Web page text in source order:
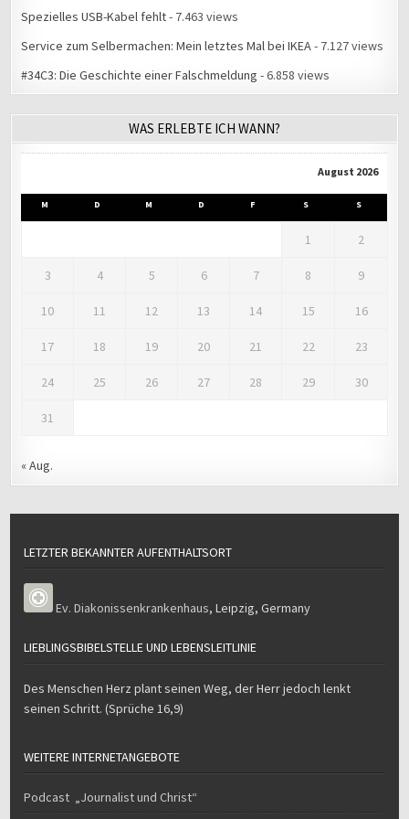
Spezielles USB-Kabel fehlt- 7.463 views
Service zum Selbermachen: Mein letztes Mal bei IKEA- 7.127 views
#34C3: Die Geschichte einer Falschmeldung - 6.858 views
WAS ERLEBTE ICH WANN?
August 2026
M D M D F S S
1 2
3 4 5 6 7 8 9
10 11 12 13 14 15 16
17 18 19 20 21 22 23
24 25 26 27 28 29 30
31
« Aug.
LETZTER BEKANNTER AUFENTHALTSORT
Ev. Diakonissenkrankenhaus,Leipzig,Germany
LIEBLINGSBIBELSTELLE UND LEBENSLEITLINIE
Des Menschen Herz plant seinen Weg, der Herr jedoch lenkt
seinen Schritt. (Sprüche 16,9)
WEITERE INTERNETANGEBOTE
Podcast „Journalist und Christ“